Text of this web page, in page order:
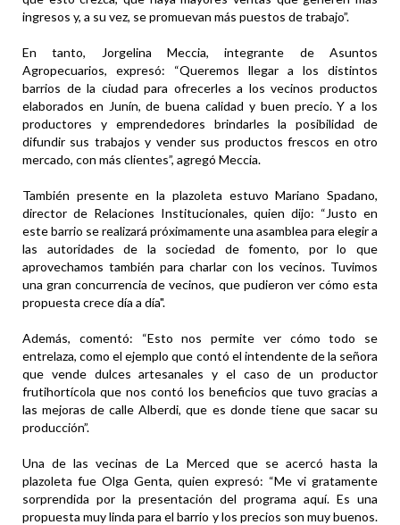
ingresos y, a su vez, se promuevan más puestos de trabajo”.
En tanto, Jorgelina Meccia, integrante de Asuntos
Agropecuarios, expresó: “Queremos llegar a los distintos
barrios de la ciudad para ofrecerles a los vecinos productos
elaborados en Junín, de buena calidad y buen precio. Y a los
productores y emprendedores brindarles la posibilidad de
difundir sus trabajos y vender sus productos frescos en otro
mercado, con más clientes”, agregó Meccia.
También presente en la plazoleta estuvo Mariano Spadano,
director de Relaciones Institucionales, quien dijo: “Justo en
este barrio se realizará próximamente una asamblea para elegir a
las autoridades de la sociedad de fomento, por lo que
aprovechamos también para charlar con los vecinos. Tuvimos
una gran concurrencia de vecinos, que pudieron ver cómo esta
propuesta crece día a día".
Además, comentó: “Esto nos permite ver cómo todo se
entrelaza, como el ejemplo que contó el intendente de la señora
que vende dulces artesanales y el caso de un productor
frutihortícola que nos contó los beneficios que tuvo gracias a
las mejoras de calle Alberdi, que es donde tiene que sacar su
producción”.
Una de las vecinas de La Merced que se acercó hasta la
plazoleta fue Olga Genta, quien expresó: “Me vi gratamente
sorprendida por la presentación del programa aquí. Es una
propuesta muy linda para el barrio y los precios son muy buenos.